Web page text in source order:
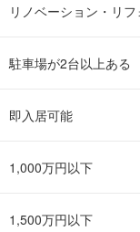
リノベーション・リフ
駐車場が2台以上ある
即入居可能
1,000万円以下
1,500万円以下